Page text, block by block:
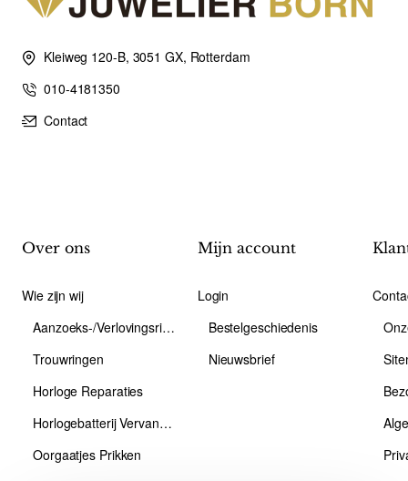
Kleiweg 120-B, 3051 GX, Rotterdam
010-4181350
Contact
Over ons
Wie zijn wij
Aanzoeks-/Verlovingsring
Trouwringen
Horloge Reparaties
Horlogebatterij Vervangen
Oorgaatjes Prikken
Mijn account
Login
Bestelgeschiedenis
Nieuwsbrief